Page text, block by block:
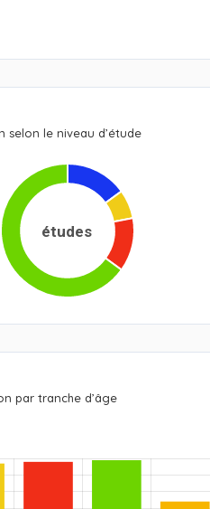
le niveau d’étude
études
par tranche d’âge